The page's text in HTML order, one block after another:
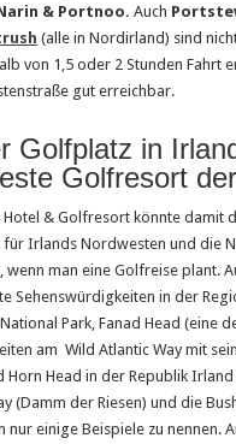
& Portnoo. Auch
(alle in Nordirland) sind
von 1,5 oder 2 Stunden Fahrt
ße gut erreichbar.
Golfplatz in
Golfresort
Hotel & Golfresort könnte damit
für Irlands Nordwesten und die
wenn man eine Golfreise plant.
Sehenswürdigkeiten in der
Park, Fanad Head (eine
am Wild Atlantic Way mit
Horn Head in der Republik
(Damm der Riesen) und die
nur einige Beispiele zu nennen.